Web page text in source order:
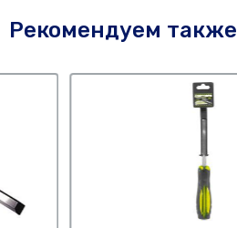
Рекомендуем также